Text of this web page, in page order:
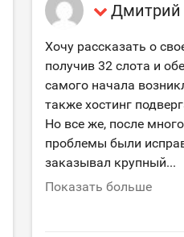
Дмитрий
Хочу рассказать о
получив 32 слота и
самого начала
также хостинг
Но все же, после
проблемы были
заказывал крупный...
Показать больше